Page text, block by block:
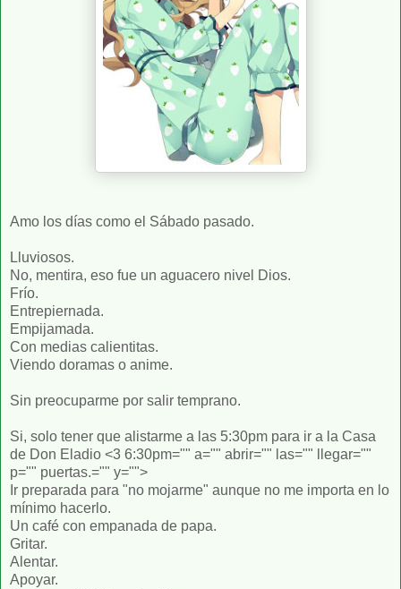
Amo los días como el Sábado pasado.
Lluviosos.
No, mentira, eso fue un aguacero nivel Dios.
Frío.
Entrepiernada.
Empijamada.
Con medias calientitas.
Viendo doramas o anime.
Sin preocuparme por salir temprano.
Si, solo tener que alistarme a las 5:30pm para ir a la Casa
de Don Eladio <3 6:30pm="" a="" abrir="" las="" llegar=""
p="" puertas.="" y="">
Ir preparada para "no mojarme" aunque no me importa en lo
mínimo hacerlo.
Un café con empanada de papa.
Gritar.
Alentar.
Apoyar.